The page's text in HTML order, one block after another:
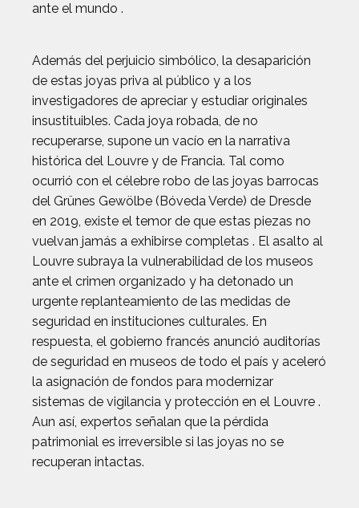
ante el mundo .
Además del perjuicio simbólico, la desaparición
de estas joyas priva al público y a los
investigadores de apreciar y estudiar originales
insustituibles. Cada joya robada, de no
recuperarse, supone un vacío en la narrativa
histórica del Louvre y de Francia. Tal como
ocurrió con el célebre robo de las joyas barrocas
del Grünes Gewölbe (Bóveda Verde) de Dresde
en 2019, existe el temor de que estas piezas no
vuelvan jamás a exhibirse completas . El asalto al
Louvre subraya la vulnerabilidad de los museos
ante el crimen organizado y ha detonado un
urgente replanteamiento de las medidas de
seguridad en instituciones culturales. En
respuesta, el gobierno francés anunció auditorías
de seguridad en museos de todo el país y aceleró
la asignación de fondos para modernizar
sistemas de vigilancia y protección en el Louvre .
Aun así, expertos señalan que la pérdida
patrimonial es irreversible si las joyas no se
recuperan intactas.